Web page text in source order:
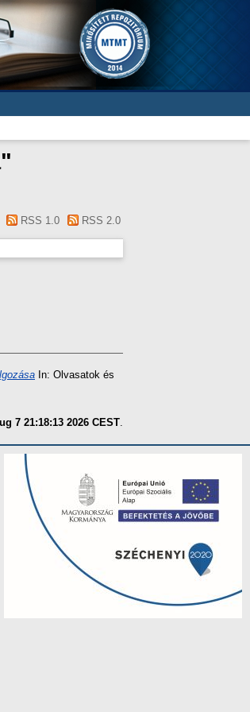
"
RSS 1.0 RSS 2.0
In: Olvasatok és
7 21:18:13 2026 CEST.